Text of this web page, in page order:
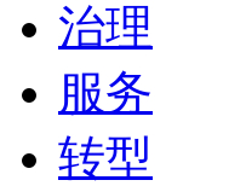
治理
服务
转型